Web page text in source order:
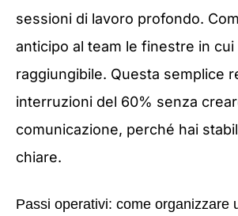
sessioni di lavoro profondo.
anticipo al team le finestre in cui
raggiungibile. Questa semplice
interruzioni del 60% senza
comunicazione, perché hai
chiare.
Passi operativi: come organizzare